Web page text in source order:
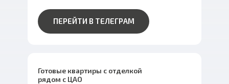
Готовые квартиры с отделкой
рядом с ЦАО
ПЕРЕЙТИ В ТЕЛЕГРАМ